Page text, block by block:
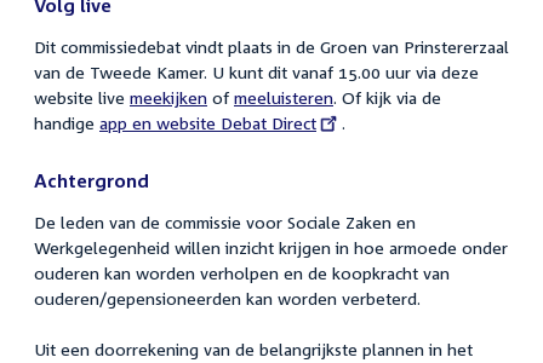
Volg live
Dit commissiedebat vindt plaats in de Groen van Prinstererzaal
van de Tweede Kamer. U kunt dit vanaf 15.00 uur via deze
website live meekijken of meeluisteren. Of kijk via de
handige External
app en website Debat Direct .
Achtergrond
De leden van de commissie voor Sociale Zaken en
Werkgelegenheid willen inzicht krijgen in hoe armoede onder
ouderen kan worden verholpen en de koopkracht van
ouderen/gepensioneerden kan worden verbeterd.
Uit een doorrekening van de belangrijkste plannen in het